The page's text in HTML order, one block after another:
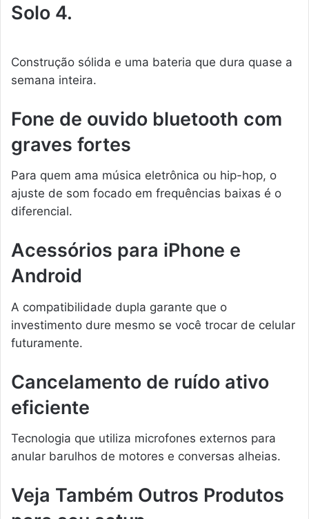
Solo 4.
Construção sólida e uma bateria que dura quase a
semana inteira.
Fone de ouvido bluetooth com
graves fortes
Para quem ama música eletrônica ou hip-hop, o
ajuste de som focado em frequências baixas é o
diferencial.
Acessórios para iPhone e
Android
A compatibilidade dupla garante que o
investimento dure mesmo se você trocar de celular
futuramente.
Cancelamento de ruído ativo
eficiente
Tecnologia que utiliza microfones externos para
anular barulhos de motores e conversas alheias.
Veja Também Outros Produtos